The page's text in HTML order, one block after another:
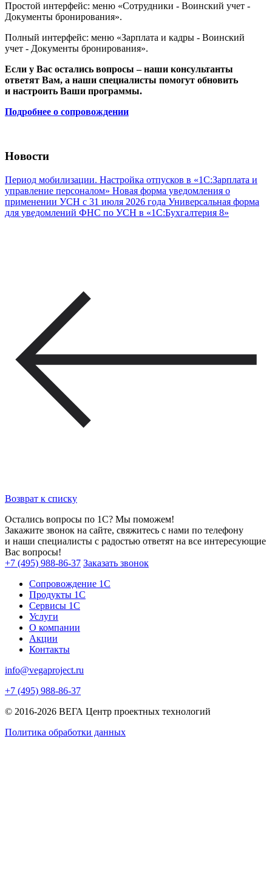
Простой интерфейс: меню «Сотрудники - Воинский учет -
Документы бронирования».
Полный интерфейс: меню «Зарплата и кадры - Воинский
учет - Документы бронирования».
Если у Вас остались вопросы – наши консультанты
ответят Вам, а наши специалисты помогут обновить
и настроить Ваши программы.
Подробнее о сопровождении
Новости
Период мобилизации. Настройка отпусков в «1С:Зарплата и
управление персоналом» Новая форма уведомления о
применении УСН с 31 июля 2026 года Универсальная форма
для уведомлений ФНС по УСН в «1С:Бухгалтерия 8»
Возврат к списку
Остались вопросы по 1С? Мы поможем!
Закажите звонок на сайте, свяжитесь с нами по телефону
и наши специалисты с радостью ответят на все интересующие
Вас вопросы!
+7 (495) 988-86-37 Заказать звонок
Сопровождение 1С
Продукты 1С
Сервисы 1С
Услуги
О компании
Акции
Контакты
info@vegaproject.ru
+7 (495) 988-86-37
© 2016-2026 ВЕГА Центр проектных технологий
Политика обработки данных